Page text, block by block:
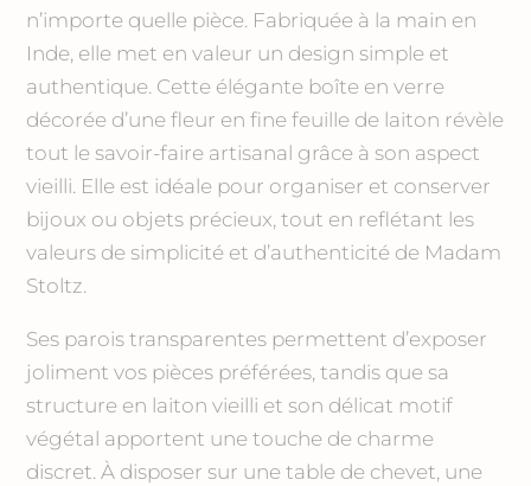
n’importe quelle pièce. Fabriquée à la main en
Inde, elle met en valeur un design simple et
authentique. Cette élégante boîte en verre
décorée d’une fleur en fine feuille de laiton révèle
tout le savoir-faire artisanal grâce à son aspect
vieilli. Elle est idéale pour organiser et conserver
bijoux ou objets précieux, tout en reflétant les
valeurs de simplicité et d’authenticité de Madam
Stoltz.
Ses parois transparentes permettent d’exposer
joliment vos pièces préférées, tandis que sa
structure en laiton vieilli et son délicat motif
végétal apportent une touche de charme
discret. À disposer sur une table de chevet, une